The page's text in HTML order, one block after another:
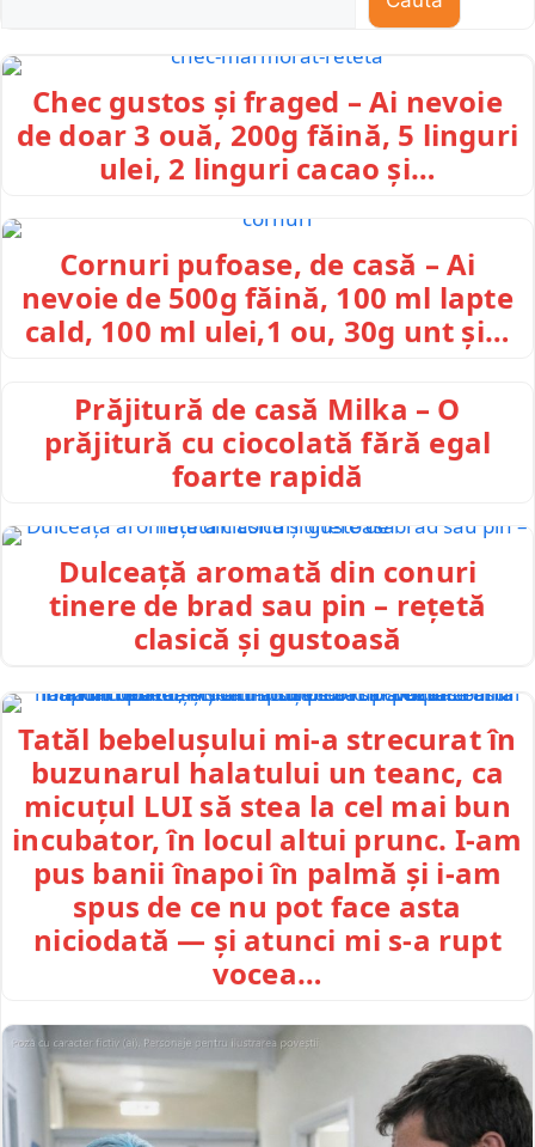
Chec gustos și fraged – Ai nevoie
de doar 3 ouă, 200g făină, 5 linguri
ulei, 2 linguri cacao și…
Cornuri pufoase, de casă – Ai
nevoie de 500g făină, 100 ml lapte
cald, 100 ml ulei,1 ou, 30g unt și…
Prăjitură de casă Milka – O
prăjitură cu ciocolată fără egal
foarte rapidă
Dulceață aromată din conuri
tinere de brad sau pin – rețetă
clasică și gustoasă
Tatăl bebelușului mi-a strecurat în
buzunarul halatului un teanc, ca
micuțul LUI să stea la cel mai bun
incubator, în locul altui prunc. I-am
pus banii înapoi în palmă și i-am
spus de ce nu pot face asta
niciodată — și atunci mi s-a rupt
vocea…